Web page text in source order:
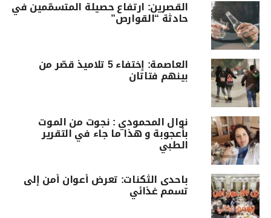
القصرين: ارتفاع حصيلة المتسمّمين في
حادثة “القوارص”
العاصمة: إختفاء 5 تلاميذ قصّر من
بينهم فتاتان
نوال المحمودي : نجوت من الموت
بأعجوبة و هذا ما جاء في التقرير
الطبي
باحدى الثكنات: تعرض أعوان أمن إلى
تسمم غذائي